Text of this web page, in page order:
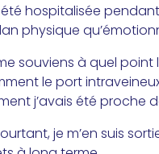
été hospitalisée
physique
souviens à quel
le port
j’avais été proche
je m’en suis